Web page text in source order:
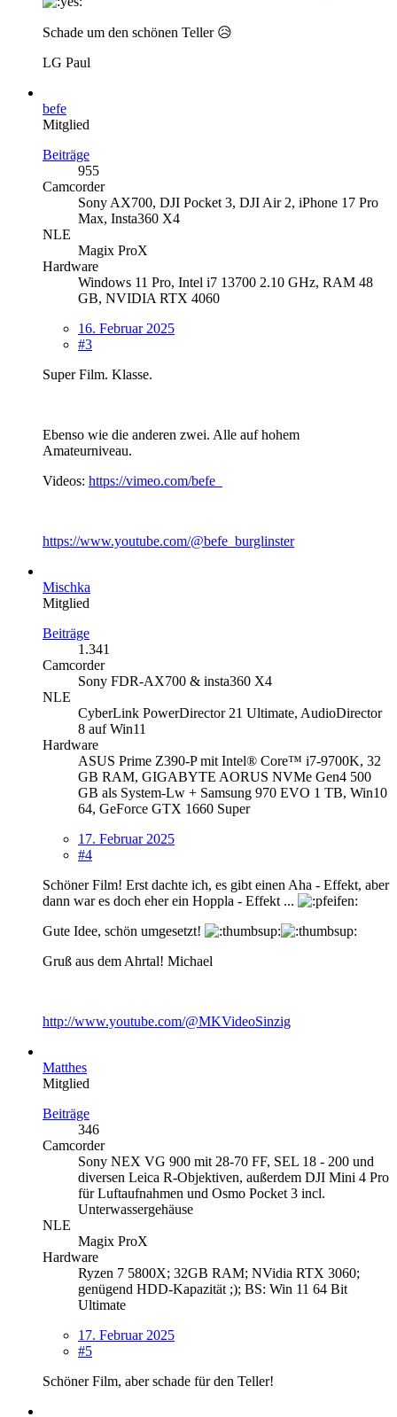
Schade um den schönen Teller 😥
LG Paul
befe
Mitglied
Beiträge
955
Camcorder
Sony AX700, DJI Pocket 3, DJI Air 2, iPhone 17 Pro
Max, Insta360 X4
NLE
Magix ProX
Hardware
Windows 11 Pro, Intel i7 13700 2.10 GHz, RAM 48
GB, NVIDIA RTX 4060
16. Februar 2025
#3
Super Film. Klasse.
Ebenso wie die anderen zwei. Alle auf hohem
Amateurniveau.
Videos: https://vimeo.com/befe
https://www.youtube.com/@befe_burglinster
Mischka
Mitglied
Beiträge
1.341
Camcorder
Sony FDR-AX700 & insta360 X4
NLE
CyberLink PowerDirector 21 Ultimate, AudioDirector
8 auf Win11
Hardware
ASUS Prime Z390-P mit Intel® Core™ i7-9700K, 32
GB RAM, GIGABYTE AORUS NVMe Gen4 500
GB als System-Lw + Samsung 970 EVO 1 TB, Win10
64, GeForce GTX 1660 Super
17. Februar 2025
#4
Schöner Film! Erst dachte ich, es gibt einen Aha - Effekt, aber
dann war es doch eher ein Hoppla - Effekt ...
Gute Idee, schön umgesetzt!
Gruß aus dem Ahrtal! Michael
http://www.youtube.com/@MKVideoSinzig
Matthes
Mitglied
Beiträge
346
Camcorder
Sony NEX VG 900 mit 28-70 FF, SEL 18 - 200 und
diversen Leica R-Objektiven, außerdem DJI Mini 4 Pro
für Luftaufnahmen und Osmo Pocket 3 incl.
Unterwassergehäuse
NLE
Magix ProX
Hardware
Ryzen 7 5800X; 32GB RAM; NVidia RTX 3060;
genügend HDD-Kapazität ;); BS: Win 11 64 Bit
Ultimate
17. Februar 2025
#5
Schöner Film, aber schade für den Teller!